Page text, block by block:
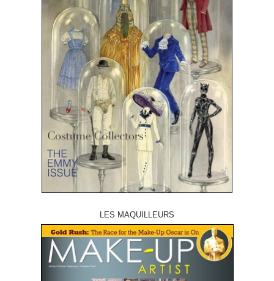
LES MAQUILLEURS